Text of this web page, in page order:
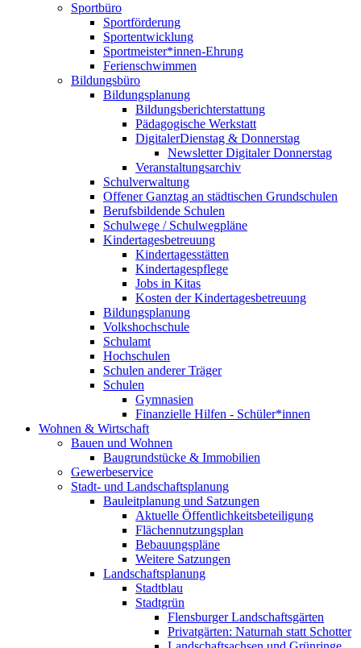
Sportbüro
Sportförderung
Sportentwicklung
Sportmeister*innen-Ehrung
Ferienschwimmen
Bildungsbüro
Bildungsplanung
Bildungsberichterstattung
Pädagogische Werkstatt
DigitalerDienstag & Donnerstag
Newsletter Digitaler Donnerstag
Veranstaltungsarchiv
Schulverwaltung
Offener Ganztag an städtischen Grundschulen
Berufsbildende Schulen
Schulwege / Schulwegpläne
Kindertagesbetreuung
Kindertagesstätten
Kindertagespflege
Jobs in Kitas
Kosten der Kindertagesbetreuung
Bildungsplanung
Volkshochschule
Schulamt
Hochschulen
Schulen anderer Träger
Schulen
Gymnasien
Finanzielle Hilfen - Schüler*innen
Wohnen & Wirtschaft
Bauen und Wohnen
Baugrundstücke & Immobilien
Gewerbeservice
Stadt- und Landschaftsplanung
Bauleitplanung und Satzungen
Aktuelle Öffentlichkeitsbeteiligung
Flächennutzungsplan
Bebauungspläne
Weitere Satzungen
Landschaftsplanung
Stadtblau
Stadtgrün
Flensburger Landschaftsgärten
Privatgärten: Naturnah statt Schotter